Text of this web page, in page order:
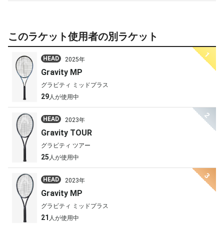
このラケット使用者の別ラケット
HEAD 2025年
Gravity MP
グラビティ ミッドプラス
29 人が使用中
1
HEAD 2023年
Gravity TOUR
グラビティ ツアー
25 人が使用中
2
HEAD 2023年
Gravity MP
グラビティ ミッドプラス
21 人が使用中
3